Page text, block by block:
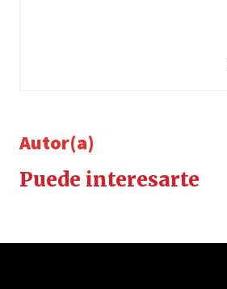
Autor(a)
Puede interesarte